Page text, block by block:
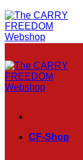
CF-Shop